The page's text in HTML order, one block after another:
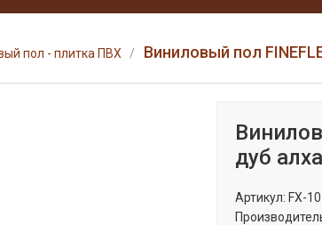
пол - плитка ПВХ Виниловый пол
дуб
Артикул: FX-